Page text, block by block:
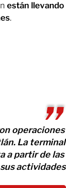
están llevando
.
operaciones
La terminal
a partir de las
actividades